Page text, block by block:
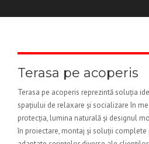
Terasa pe acoperis
Terasa pe acoperis reprezintă soluția
spațiului de relaxare și socializare în
protecția, lumina naturală și designul
în proiectare, montaj și soluții complete